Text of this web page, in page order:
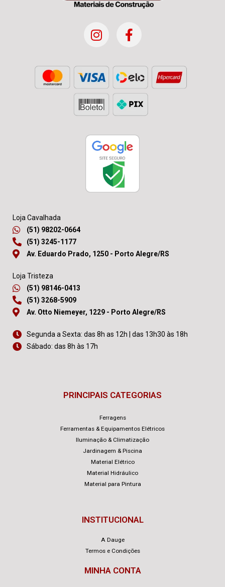
Loja Cavalhada
(51) 98202-0664
(51) 3245-1177
Av. Eduardo Prado, 1250 - Porto Alegre/RS
Loja Tristeza
(51) 98146-0413
(51) 3268-5909
Av. Otto Niemeyer, 1229 - Porto Alegre/RS
Segunda a Sexta: das 8h as 12h | das 13h30 às 18h
Sábado: das 8h às 17h
PRINCIPAIS CATEGORIAS
Ferragens
Ferramentas & Equipamentos Elétricos
Iluminação & Climatização
Jardinagem & Piscina
Material Elétrico
Material Hidráulico
Material para Pintura
INSTITUCIONAL
A Dauge
Termos e Condições
MINHA CONTA